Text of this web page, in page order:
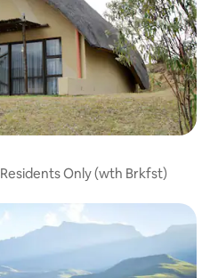
Only (wth Brkfst)